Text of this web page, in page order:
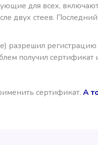
для всех, включают
двух стеев. Последний
разрешил
получил сертификат
сертификат. А